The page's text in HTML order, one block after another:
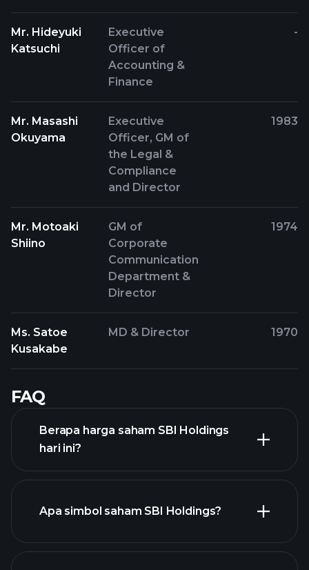
Mr. Hideyuki
Katsuchi
Executive
Officer of
Accounting &
Finance
-
Mr. Masashi
Okuyama
Executive
Officer, GM of
the Legal &
Compliance
and Director
1983
Mr. Motoaki
Shiino
GM of
Corporate
Communication
Department &
Director
1974
Ms. Satoe
Kusakabe
MD & Director 1970
FAQ
Berapa harga saham SBI Holdings
hari ini?
chart lanjutan
Apa simbol saham SBI Holdings?